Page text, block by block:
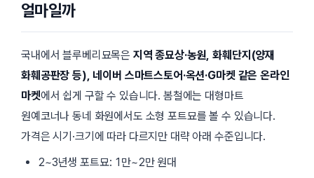
얼마일까
국내에서 블루베리묘목은 지역 종묘상·농원, 화훼단지(양재
화훼공판장 등), 네이버 스마트스토어·옥션·G마켓 같은 온라인
마켓에서 쉽게 구할 수 있습니다. 봄철에는 대형마트
원예코너나 동네 화원에서도 소형 포트묘를 볼 수 있습니다.
가격은 시기·크기에 따라 다르지만 대략 아래 수준입니다.
2~3년생 포트묘: 1만~2만 원대